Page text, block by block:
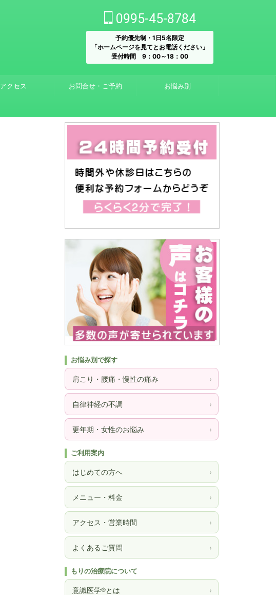
0995-45-8784
予約優先制・1日5名限定
「ホームページを見てとお電話ください」
受付時間 9：00～18：00
アクセス お問合せ・ご予約 お悩み別
お悩み別で探す
肩こり・腰痛・慢性の痛み ›
自律神経の不調 ›
更年期・女性のお悩み ›
ご利用案内
はじめての方へ ›
メニュー・料金 ›
アクセス・営業時間 ›
よくあるご質問 ›
もりの治療院について
意識医学®とは ›